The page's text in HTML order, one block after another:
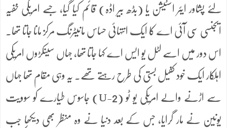
لئے پشاور ایئر اسٹیشن یا (بڈھ بیر اڈہ) قائم کیا گیا، جسے امریکی خفیہ
ایجنسی سی آئی اے کا ایک انتہائی حساس مانیٹرنگ مرکز مانا جاتا تھا۔
اس دور میں اسے لٹل یو ایس اے کہا جاتا تھا، جہاں سینکڑوں امریکی
اہلکار ایک خود کفیل بستی کی طرح رہتے تھے۔ یہ وہی مقام تھا جہاں
سے اڑنے والے امریکی یو ٹو (U-2) جاسوس طیارے کو سوویت
یونین نے مار گرایا، جس کے بعد دنیا نے وہ منظر بھی دیکھا جب